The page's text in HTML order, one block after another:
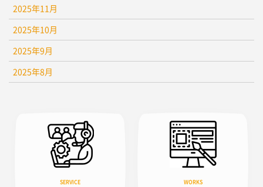
2025年11月
2025年10月
2025年9月
2025年8月